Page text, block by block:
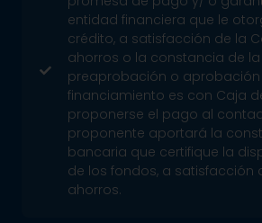
entidad financiera que le
crédito, a satisfacción de la
ahorros o la constancia de la
preaprobación o aprobación
financiamiento es con Caja
proponerse el pago al
proponente aportará la
bancaria que certifique la
de los fondos, a satisfacción
ahorros.